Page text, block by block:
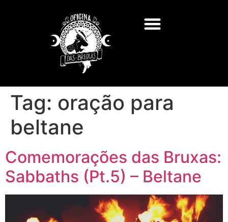
Tag: oração para
beltane
Comemorações das Bruxas:
Sabbaths (Pt.5) – Beltane